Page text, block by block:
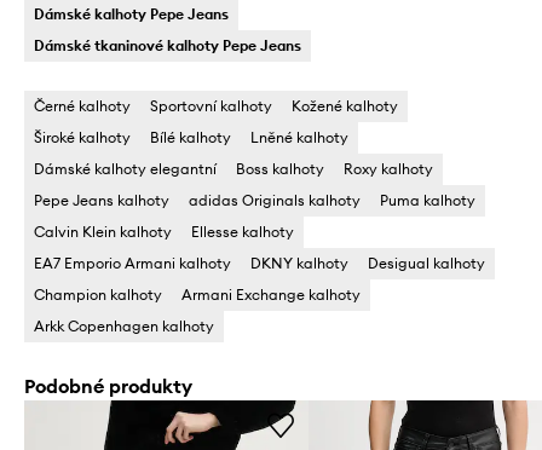
Dámské kalhoty Pepe Jeans
Dámské tkaninové kalhoty Pepe Jeans
Černé kalhoty Sportovní kalhoty
Kožené kalhoty
Široké kalhoty
Bílé kalhoty
Lněné kalhoty
Dámské kalhoty elegantní
Boss kalhoty
Roxy kalhoty
Pepe Jeans kalhoty
adidas Originals kalhoty
Puma kalhoty
Calvin Klein kalhoty
Ellesse kalhoty
EA7 Emporio Armani kalhoty
DKNY kalhoty
Desigual kalhoty
Champion kalhoty
Armani Exchange kalhoty
Arkk Copenhagen kalhoty
Podobné produkty